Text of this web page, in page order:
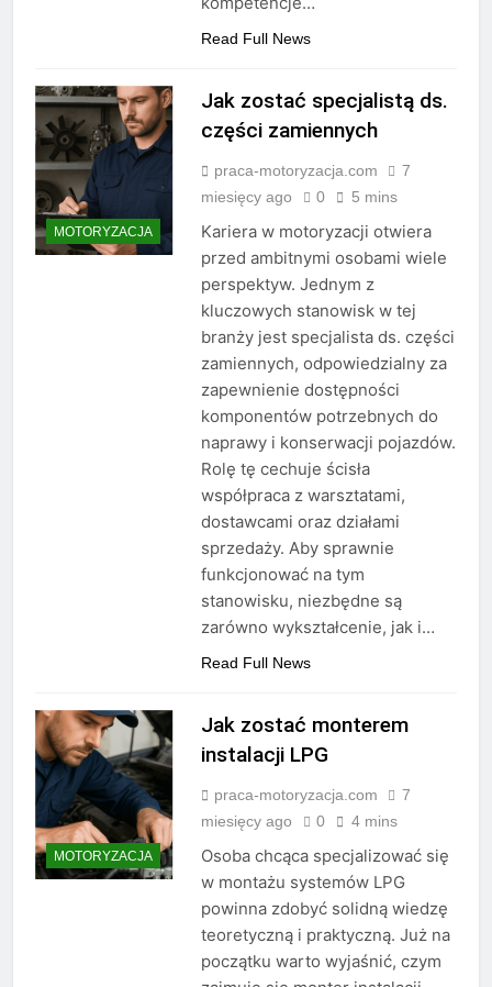
Read Full News
MOTORYZACJA
Jak zostać specjalistą ds.
części zamiennych
praca-motoryzacja.com
7
miesięcy ago
0 5 mins
Kariera w motoryzacji otwiera
przed ambitnymi osobami wiele
perspektyw. Jednym z
kluczowych stanowisk w tej
branży jest specjalista ds. części
zamiennych, odpowiedzialny za
zapewnienie dostępności
komponentów potrzebnych do
naprawy i konserwacji pojazdów.
Rolę tę cechuje ścisła
współpraca z warsztatami,
dostawcami oraz działami
sprzedaży. Aby sprawnie
funkcjonować na tym
stanowisku, niezbędne są
zarówno wykształcenie, jak i…
Read Full News
MOTORYZACJA
Jak zostać monterem
instalacji LPG
praca-motoryzacja.com
7
miesięcy ago
0 4 mins
Osoba chcąca specjalizować się
w montażu systemów LPG
powinna zdobyć solidną wiedzę
teoretyczną i praktyczną. Już na
początku warto wyjaśnić, czym